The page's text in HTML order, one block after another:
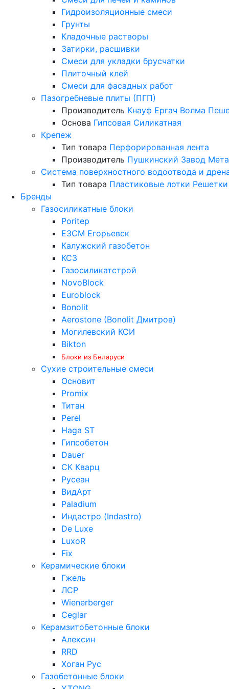
Гидроизоляционные смеси
Грунты
Кладочные растворы
Затирки, расшивки
Смеси для укладки брусчатки
Плиточный клей
Смеси для фасадных работ
Пазогребневые плиты (ПГП)
Производитель Кнауф Ергач Волма
Основа Гипсовая Силикатная
Крепеж
Тип товара Перфорированная лента
Производитель Пушкинский Завод
Система поверхностного водоотвода и
Тип товара Пластиковые лотки Решетки
Бренды
Газосиликатные блоки
Poritep
ЕЗСМ Егорьевск
Калужский газобетон
КСЗ
Газосиликатстрой
NovoBlock
Euroblock
Bonolit
Aerostone (Bonolit Дмитров)
Могилевский КСИ
Bikton
Блоки из Беларуси
Сухие строительные смеси
Основит
Promix
Титан
Perel
Haga ST
Гипсобетон
Dauer
СК Кварц
Русеан
ВидАрт
Paladium
Индастро (Indastro)
De Luxe
LuxoR
Fix
Керамические блоки
Гжель
ЛСР
Wienerberger
Ceglar
Керамзитобетонные блоки
Алексин
RRD
Хоган Рус
Газобетонные блоки